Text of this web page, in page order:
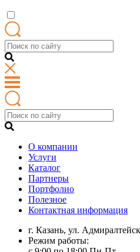
О компании
Услуги
Каталог
Партнеры
Портфолио
Полезное
Контактная информация
г. Казань, ул.
Режим работы: